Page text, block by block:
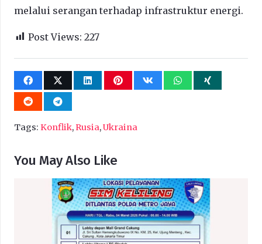
melalui serangan terhadap infrastruktur energi.
Post Views: 227
Tags: Konflik,Rusia,Ukraina
You May Also Like